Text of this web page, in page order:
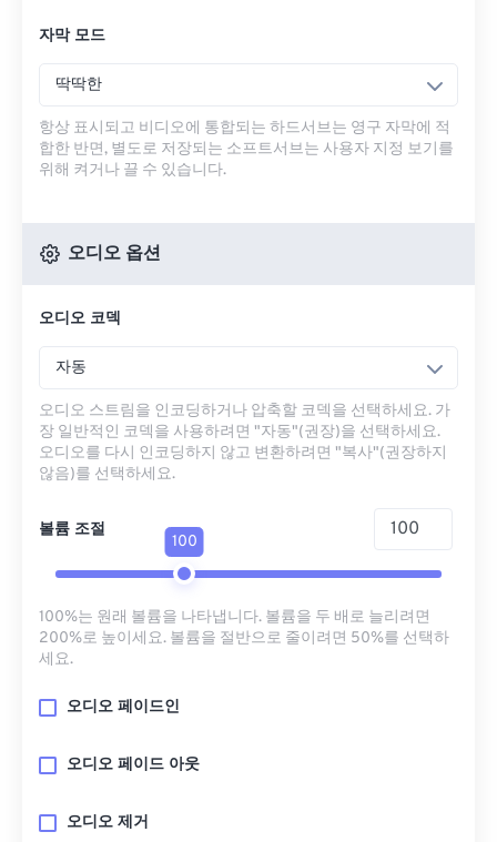
자막 모드
딱딱한
항상 표시되고 비디오에 통합되는 하드서브는 영구 자막에 적
합한 반면, 별도로 저장되는 소프트서브는 사용자 지정 보기를
위해 켜거나 끌 수 있습니다.
오디오 옵션
오디오 코덱
자동
오디오 스트림을 인코딩하거나 압축할 코덱을 선택하세요. 가
장 일반적인 코덱을 사용하려면 "자동"(권장)을 선택하세요.
오디오를 다시 인코딩하지 않고 변환하려면 "복사"(권장하지
않음)를 선택하세요.
볼륨 조절
100
100%는 원래 볼륨을 나타냅니다. 볼륨을 두 배로 늘리려면
200%로 높이세요. 볼륨을 절반으로 줄이려면 50%를 선택하
세요.
오디오 페이드인
오디오 페이드 아웃
오디오 제거